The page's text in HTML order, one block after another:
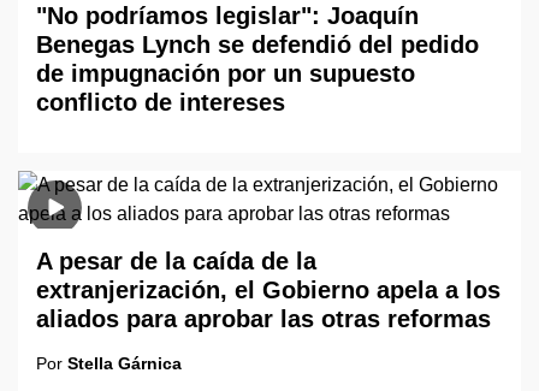
"No podríamos legislar": Joaquín
Benegas Lynch se defendió del pedido
de impugnación por un supuesto
conflicto de intereses
A pesar de la caída de la
extranjerización, el Gobierno apela a los
aliados para aprobar las otras reformas
Por Stella Gárnica